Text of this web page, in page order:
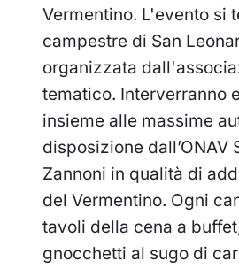
Vermentino. L'evento si
campestre di San
organizzata
tematico. Interverranno
insieme alle massime
disposizione
Zannoni in qualità di
del Vermentino. Ogni
tavoli della cena a
gnocchetti al sugo di